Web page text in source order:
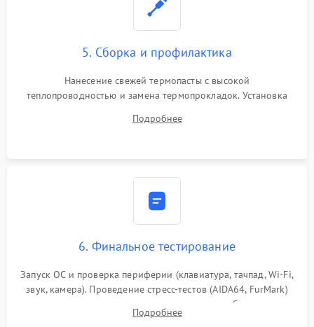
5. Сборка и профилактика
Нанесение свежей термопасты с высокой
теплопроводностью и замена термопрокладок. Установка
шлейфов, модулей памяти и накопителей. Предварительная
Подробнее
6. Финальное тестирование
Запуск ОС и проверка периферии (клавиатура, тачпад, Wi-Fi,
звук, камера). Проведение стресс-тестов (AIDA64, FurMark)
для контроля температурного режима и стабильности
системы под пиковой нагрузкой.
Подробнее